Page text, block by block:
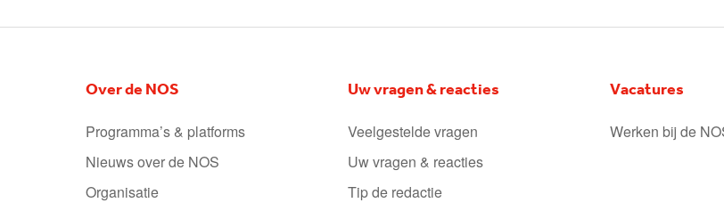
Over de NOS
Programma’s & platforms
Nieuws over de NOS
Organisatie
Uw vragen & reacties
Veelgestelde vragen
Uw vragen & reacties
Tip de redactie
Vacatures
Werken bij de